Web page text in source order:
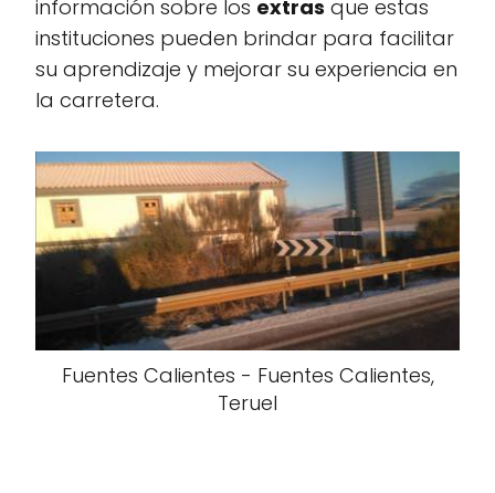
información sobre los extras que estas
instituciones pueden brindar para facilitar
su aprendizaje y mejorar su experiencia en
la carretera.
Fuentes Calientes - Fuentes Calientes,
Teruel